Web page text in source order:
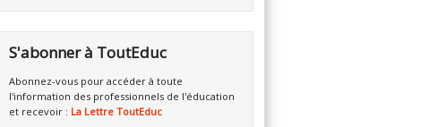
S'abonner à ToutEduc
Abonnez-vous pour accéder à toute
l'information des professionnels de l'éducation
et recevoir : La Lettre ToutEduc